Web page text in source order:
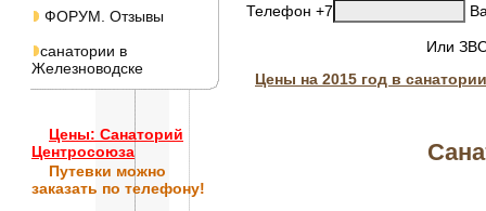
ФОРУМ. Отзывы
санатории в
Железноводске
Цены: Санаторий
Центросоюза
Путевки можно
заказать по телефону!
Телефон +7
Или
Цены на 2015 год в